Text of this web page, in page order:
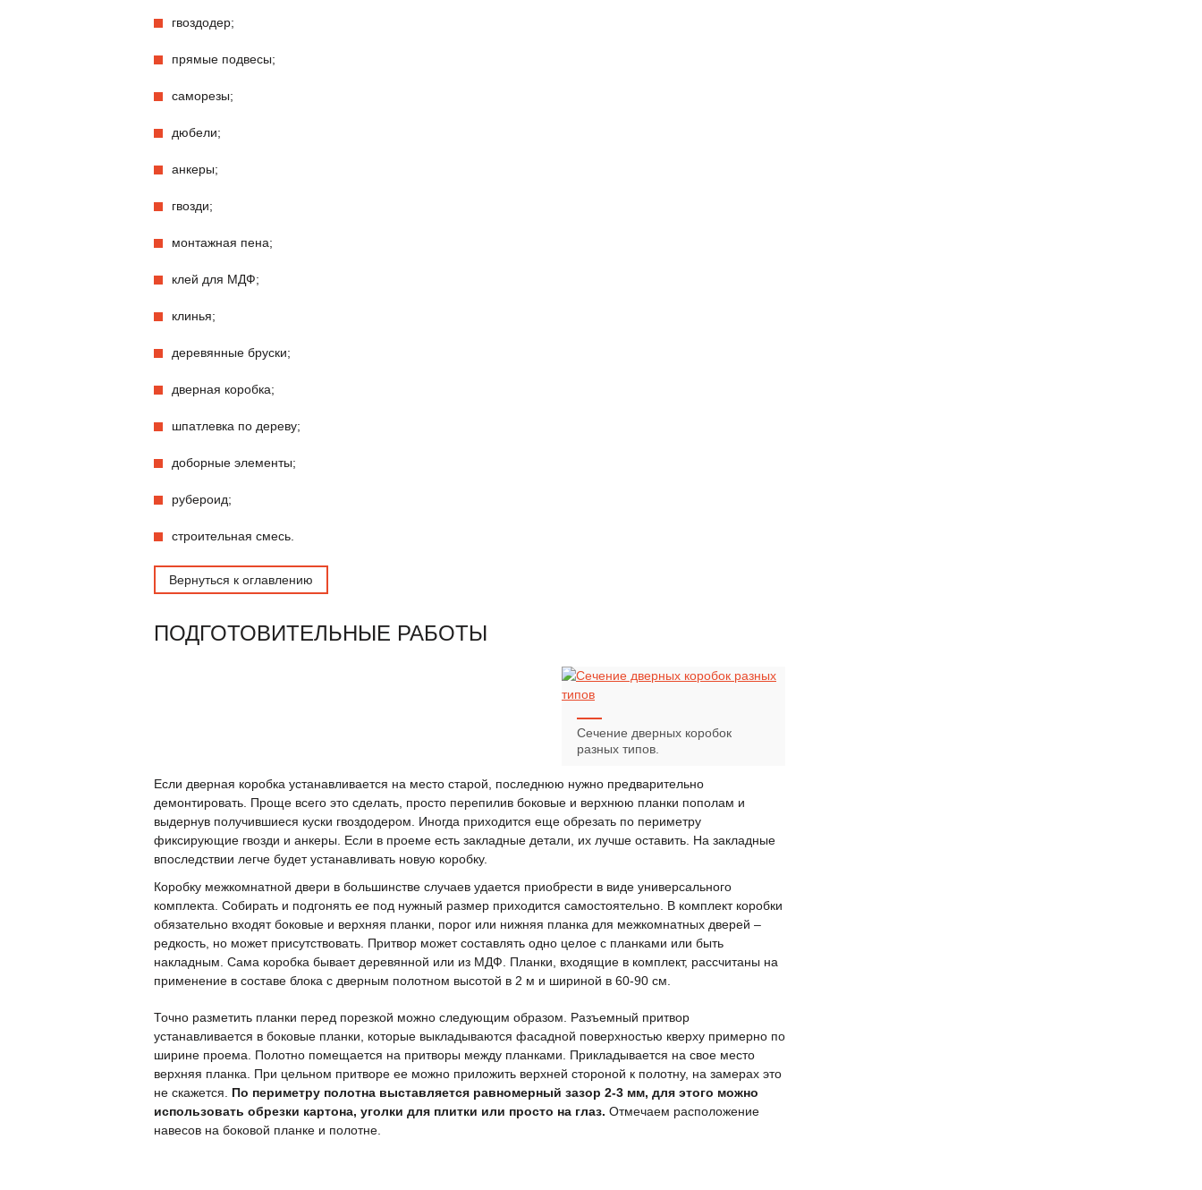
гвоздодер;
прямые подвесы;
саморезы;
дюбели;
анкеры;
гвозди;
монтажная пена;
клей для МДФ;
клинья;
деревянные бруски;
дверная коробка;
шпатлевка по дереву;
доборные элементы;
рубероид;
строительная смесь.
Вернуться к оглавлению
ПОДГОТОВИТЕЛЬНЫЕ РАБОТЫ
Сечение дверных коробок
разных типов.
Если дверная коробка устанавливается на место старой, последнюю нужно предварительно
демонтировать. Проще всего это сделать, просто перепилив боковые и верхнюю планки пополам и
выдернув получившиеся куски гвоздодером. Иногда приходится еще обрезать по периметру
фиксирующие гвозди и анкеры. Если в проеме есть закладные детали, их лучше оставить. На закладные
впоследствии легче будет устанавливать новую коробку.
Коробку межкомнатной двери в большинстве случаев удается приобрести в виде универсального
комплекта. Собирать и подгонять ее под нужный размер приходится самостоятельно. В комплект коробки
обязательно входят боковые и верхняя планки, порог или нижняя планка для межкомнатных дверей –
редкость, но может присутствовать. Притвор может составлять одно целое с планками или быть
накладным. Сама коробка бывает деревянной или из МДФ. Планки, входящие в комплект, рассчитаны на
применение в составе блока с дверным полотном высотой в 2 м и шириной в 60-90 см.
Точно разметить планки перед порезкой можно следующим образом. Разъемный притвор
устанавливается в боковые планки, которые выкладываются фасадной поверхностью кверху примерно по
ширине проема. Полотно помещается на притворы между планками. Прикладывается на свое место
верхняя планка. При цельном притворе ее можно приложить верхней стороной к полотну, на замерах это
не скажется. По периметру полотна выставляется равномерный зазор 2-3 мм, для этого можно
использовать обрезки картона, уголки для плитки или просто на глаз. Отмечаем расположение
навесов на боковой планке и полотне.